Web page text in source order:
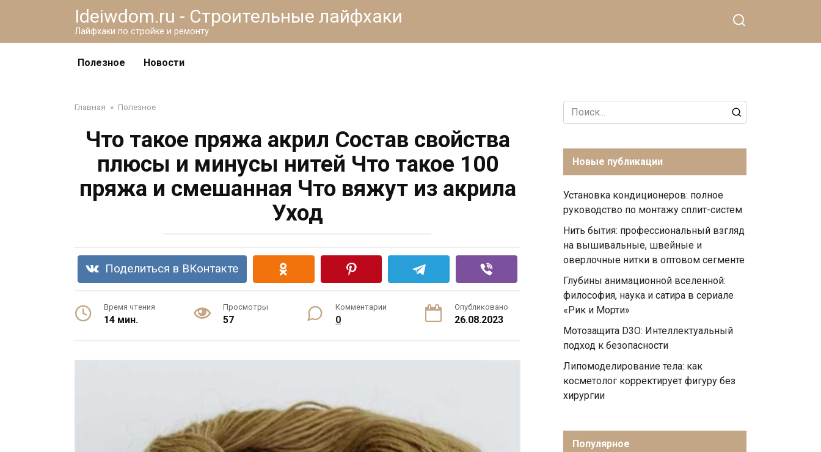
Ideiwdom.ru - Строительные лайфхаки
Лайфхаки по стройке и ремонту
Полезное Новости
Главная » Полезное
Что такое пряжа акрил Состав свойства
плюсы и минусы нитей Что такое 100
пряжа и смешанная Что вяжут из акрила
Уход
Поделиться в ВКонтакте
Время чтения
14 мин.
Просмотры
57
Комментарии
0
Опубликовано
26.08.2023
Search
for:
Новые публикации
Установка кондиционеров: полное
руководство по монтажу сплит-систем
Нить бытия: профессиональный взгляд
на вышивальные, швейные и
оверлочные нитки в оптовом сегменте
Глубины анимационной вселенной:
философия, наука и сатира в сериале
«Рик и Морти»
Мотозащита D3O: Интеллектуальный
подход к безопасности
Липомоделирование тела: как
косметолог корректирует фигуру без
хирургии
Популярное